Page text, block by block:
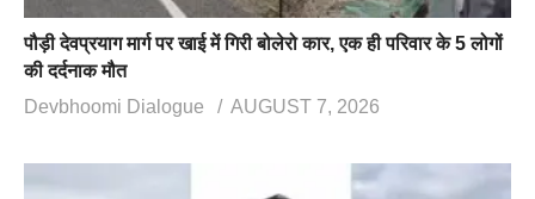
पौड़ी देवप्रयाग मार्ग पर खाई में गिरी बोलेरो कार, एक ही परिवार के 5 लोगों
की दर्दनाक मौत
Devbhoomi Dialogue
AUGUST 7, 2026